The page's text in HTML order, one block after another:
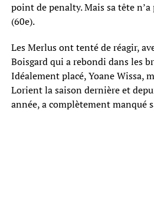
point de penalty. Mais sa tête n’a
(60e).
Les Merlus ont tenté de réagir,
Boisgard qui a rebondi dans les
Idéalement placé, Yoane Wissa,
Lorient la saison dernière et
année, a complètement manqué